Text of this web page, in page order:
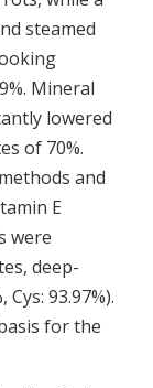
steamed
Mineral
lowered
of 70%.
and
E
were
deep-
93.97%).
for the